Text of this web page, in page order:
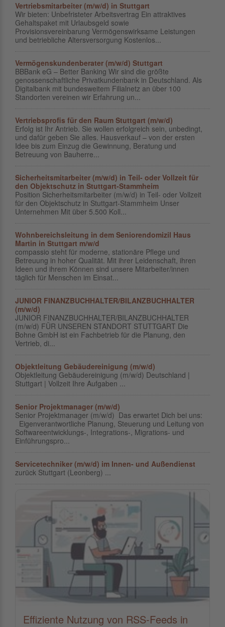
Vertriebsmitarbeiter (m/w/d) in Stuttgart
Wir bieten: Unbefristeter Arbeitsvertrag Ein attraktives
Gehaltspaket mit Urlaubsgeld sowie
Provisionsvereinbarung Vermögenswirksame Leistungen
und betriebliche Altersversorgung Kostenlos...
Vermögenskundenberater (m/w/d) Stuttgart
BBBank eG – Better Banking Wir sind die größte
genossenschaftliche Privatkundenbank in Deutschland. Als
Digitalbank mit bundesweitem Filialnetz an über 100
Standorten vereinen wir Erfahrung un...
Vertriebsprofis für den Raum Stuttgart (m/w/d)
Erfolg ist Ihr Antrieb. Sie wollen erfolgreich sein, unbedingt,
und dafür geben Sie alles. Hausverkauf – von der ersten
Idee bis zum Einzug die Gewinnung, Beratung und
Betreuung von Bauherre...
Sicherheitsmitarbeiter (m/w/d) in Teil- oder Vollzeit für
den Objektschutz in Stuttgart-Stammheim
Position Sicherheitsmitarbeiter (m/w/d) in Teil- oder Vollzeit
für den Objektschutz in Stuttgart-Stammheim Unser
Unternehmen Mit über 5.500 Koll...
Wohnbereichsleitung in dem Seniorendomizil Haus
Martin in Stuttgart m/w/d
compassio steht für moderne, stationäre Pflege und
Betreuung in hoher Qualität. Mit ihrer Leidenschaft, ihren
Ideen und ihrem Können sind unsere Mitarbeiter/innen
täglich für Menschen im Einsat...
JUNIOR FINANZBUCHHALTER/BILANZBUCHHALTER
(m/w/d)
JUNIOR FINANZBUCHHALTER/BILANZBUCHHALTER
(m/w/d) FÜR UNSEREN STANDORT STUTTGART Die
Bohne GmbH ist ein Fachbetrieb für die Planung, den
Vertrieb, di...
Objektleitung Gebäudereinigung (m/w/d)
Objektleitung Gebäudereinigung (m/w/d) Deutschland |
Stuttgart | Vollzeit Ihre Aufgaben ...
Senior Projektmanager (m/w/d)
Senior Projektmanager (m/w/d) Das erwartet Dich bei uns:
Eigenverantwortliche Planung, Steuerung und Leitung von
Softwareentwicklungs-, Integrations-, Migrations- und
Einführungspro...
Servicetechniker (m/w/d) im Innen- und Außendienst
zurück Stuttgart (Leonberg) ...
Effiziente Nutzung von RSS-Feeds in